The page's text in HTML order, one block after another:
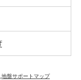
地盤サポートマップ